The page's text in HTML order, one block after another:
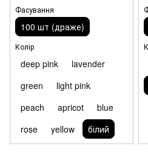
Фасування
100 шт (драже)
Колір
deep pink
lavender
green
light pink
peach
apricot
blue
rose
yellow білий